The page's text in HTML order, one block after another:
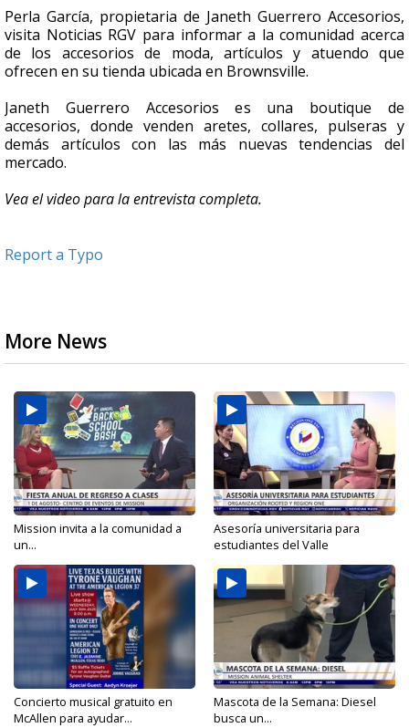
seconds
of
5
minutes,
32
Perla García, propietaria de Janeth Guerrero Accesorios,
visita Noticias RGV para informar a la comunidad acerca
de los accesorios de moda, artículos y atuendo que
ofrecen en su tienda ubicada en Brownsville.
Janeth Guerrero Accesorios es una boutique de
accesorios, donde venden aretes, collares, pulseras y
demás artículos con las más nuevas tendencias del
mercado.
Vea el video para la entrevista completa.
Report a Typo
More News
Mission invita a la comunidad a
un...
Asesoría universitaria para
estudiantes del Valle
Concierto musical gratuito en
McAllen para ayudar...
Mascota de la Semana: Diesel
busca un...